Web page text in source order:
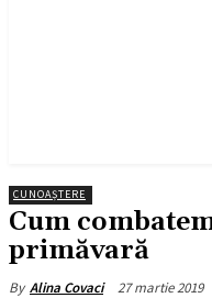
CUNOAȘTERE
Cum
primăvară
By Alina Covaci 27 martie 2019